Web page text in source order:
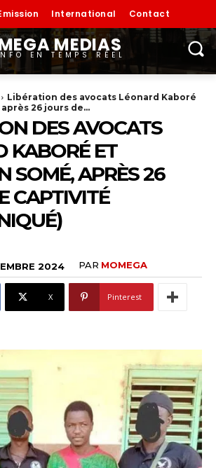
International Contact
MEDIAS
EN TEMPS RÉEL
Libération des avocats Léonard Kaboré
26 jours de...
DES AVOCATS
KABORÉ ET
SOMÉ, APRÈS 26
CAPTIVITÉ
2024 PAR MOMEGA
X Pinterest